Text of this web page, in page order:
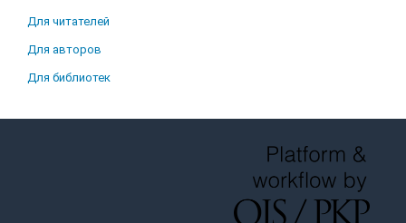
Для читателей
Для авторов
Для библиотек